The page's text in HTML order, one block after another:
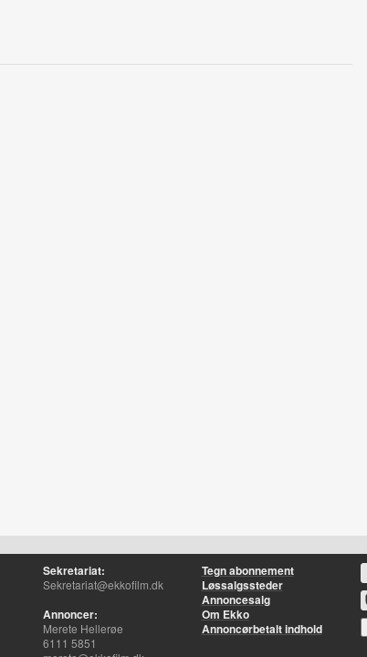
Sekretariat:
Sekretariat@ekkofilm.dk
Annoncer:
Merete Hellerøe
6111 5851
Tegn abonnement
Løssalgssteder
Annoncesalg
Om Ekko
Annoncørbetalt indhold